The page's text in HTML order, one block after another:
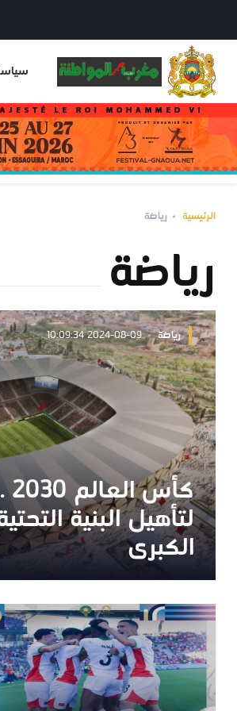
الرئيسية رياضة
رياضة
رياضة 2024-08-09 10:09:34
لتأهيل البنية
الكبرى
لتأهيل البنية
الكبرى